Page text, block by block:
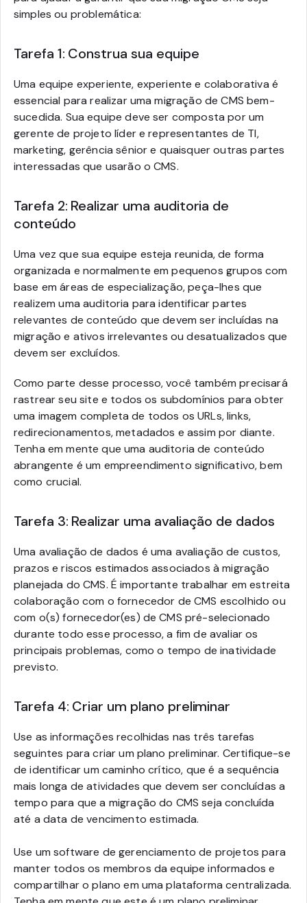
simples ou problemática:
Tarefa 1: Construa sua equipe
Uma equipe experiente, experiente e colaborativa é
essencial para realizar uma migração de CMS bem-
sucedida. Sua equipe deve ser composta por um
gerente de projeto líder e representantes de TI,
marketing, gerência sênior e quaisquer outras partes
interessadas que usarão o CMS.
Tarefa 2: Realizar uma auditoria de
conteúdo
Uma vez que sua equipe esteja reunida, de forma
organizada e normalmente em pequenos grupos com
base em áreas de especialização, peça-lhes que
realizem uma auditoria para identificar partes
relevantes de conteúdo que devem ser incluídas na
migração e ativos irrelevantes ou desatualizados que
devem ser excluídos.
Como parte desse processo, você também precisará
rastrear seu site e todos os subdomínios para obter
uma imagem completa de todos os URLs, links,
redirecionamentos, metadados e assim por diante.
Tenha em mente que uma auditoria de conteúdo
abrangente é um empreendimento significativo, bem
como crucial.
Tarefa 3: Realizar uma avaliação de dados
Uma avaliação de dados é uma avaliação de custos,
prazos e riscos estimados associados à migração
planejada do CMS. É importante trabalhar em estreita
colaboração com o fornecedor de CMS escolhido ou
com o(s) fornecedor(es) de CMS pré-selecionado
durante todo esse processo, a fim de avaliar os
principais problemas, como o tempo de inatividade
previsto.
Tarefa 4: Criar um plano preliminar
Use as informações recolhidas nas três tarefas
seguintes para criar um plano preliminar. Certifique-se
de identificar um caminho crítico, que é a sequência
mais longa de atividades que devem ser concluídas a
tempo para que a migração do CMS seja concluída
até a data de vencimento estimada.
Use um software de gerenciamento de projetos para
manter todos os membros da equipe informados e
compartilhar o plano em uma plataforma centralizada.